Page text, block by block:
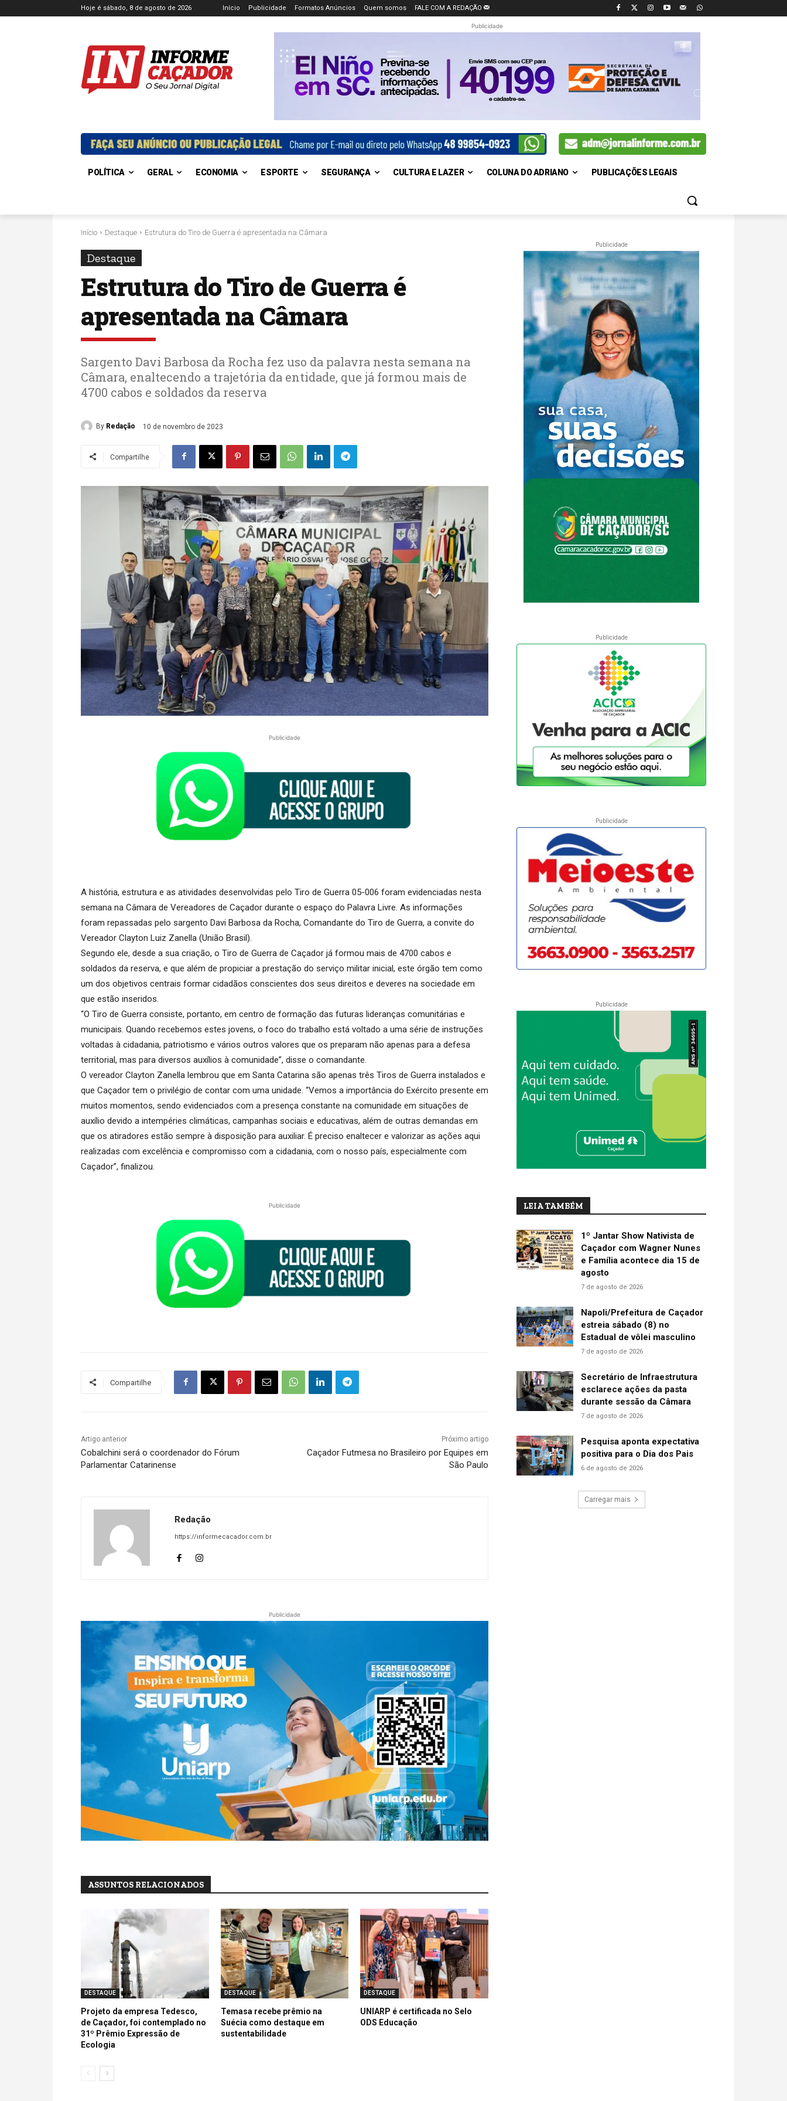
Hoje é sábado, 8 de agosto de 2026 Início Publicidade Formatos Anúncios Quem somos FALE COM A REDAÇÃO
Publicidade
POLÍTICA GERAL ECONOMIA ESPORTE SEGURANÇA CULTURA E LAZER COLUNA DO ADRIANO PUBLICAÇÕES LEGAIS
Início Destaque Estrutura do Tiro de Guerra é apresentada na Câmara
Destaque
Estrutura do Tiro de Guerra é
apresentada na Câmara
Sargento Davi Barbosa da Rocha fez uso da palavra nesta semana na
Câmara, enaltecendo a trajetória da entidade, que já formou mais de
4700 cabos e soldados da reserva
By Redação 10 de novembro de 2023
Compartilhe
Publicidade
A história, estrutura e as atividades desenvolvidas pelo Tiro de Guerra 05-006 foram evidenciadas nesta
semana na Câmara de Vereadores de Caçador durante o espaço do Palavra Livre. As informações
foram repassadas pelo sargento Davi Barbosa da Rocha, Comandante do Tiro de Guerra, a convite do
Vereador Clayton Luiz Zanella (União Brasil).
Segundo ele, desde a sua criação, o Tiro de Guerra de Caçador já formou mais de 4700 cabos e
soldados da reserva, e que além de propiciar a prestação do serviço militar inicial, este órgão tem como
um dos objetivos centrais formar cidadãos conscientes dos seus direitos e deveres na sociedade em
que estão inseridos.
“O Tiro de Guerra consiste, portanto, em centro de formação das futuras lideranças comunitárias e
municipais. Quando recebemos estes jovens, o foco do trabalho está voltado a uma série de instruções
voltadas à cidadania, patriotismo e vários outros valores que os preparam não apenas para a defesa
territorial, mas para diversos auxílios à comunidade”, disse o comandante.
O vereador Clayton Zanella lembrou que em Santa Catarina são apenas três Tiros de Guerra instalados e
que Caçador tem o privilégio de contar com uma unidade. “Vemos a importância do Exército presente em
muitos momentos, sendo evidenciados com a presença constante na comunidade em situações de
auxílio devido a intempéries climáticas, campanhas sociais e educativas, além de outras demandas em
que os atiradores estão sempre à disposição para auxiliar. É preciso enaltecer e valorizar as ações aqui
realizadas com excelência e compromisso com a cidadania, com o nosso país, especialmente com
Caçador”, finalizou.
Publicidade
Compartilhe
Artigo anterior
Cobalchini será o coordenador do Fórum
Parlamentar Catarinense
Próximo artigo
Caçador Futmesa no Brasileiro por Equipes em
São Paulo
Redação
https://informecacador.com.br
Publicidade
ASSUNTOS RELACIONADOS
DESTAQUE
Projeto da empresa Tedesco,
de Caçador, foi contemplado no
31º Prêmio Expressão de
Ecologia
DESTAQUE
Temasa recebe prêmio na
Suécia como destaque em
sustentabilidade
DESTAQUE
UNIARP é certificada no Selo
ODS Educação
Publicidade
Publicidade
Publicidade
Publicidade
LEIA TAMBÉM
1º Jantar Show Nativista de
Caçador com Wagner Nunes
e Família acontece dia 15 de
agosto
7 de agosto de 2026
Napoli/Prefeitura de Caçador
estreia sábado (8) no
Estadual de vôlei masculino
7 de agosto de 2026
Secretário de Infraestrutura
esclarece ações da pasta
durante sessão da Câmara
7 de agosto de 2026
Pesquisa aponta expectativa
positiva para o Dia dos Pais
6 de agosto de 2026
Carregar mais